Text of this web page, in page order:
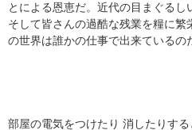
とによる恩恵だ。近代の目まぐるし
そして皆さんの過酷な残業を糧に繁
の世界は誰かの仕事で出来ているの
部屋の電気をつけたり 消したりす